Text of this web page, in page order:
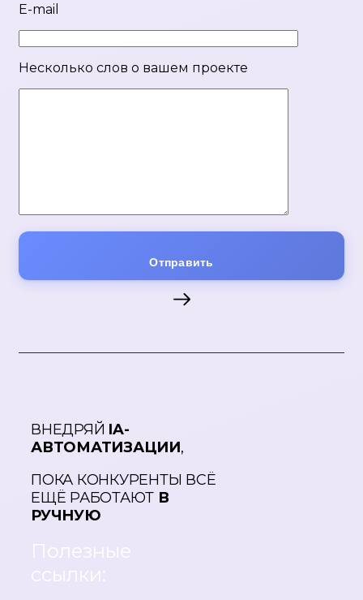
E-mail
Несколько слов о вашем проекте
Отправить
ВНЕДРЯЙ IA-
АВТОМАТИЗАЦИИ,
ПОКА КОНКУРЕНТЫ ВСЁ
ЕЩЁ РАБОТАЮТ В
РУЧНУЮ
Полезные
ссылки: